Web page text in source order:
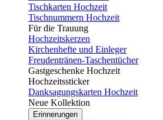
Tischkarten Hochzeit
Tischnummern Hochzeit
Für die Trauung
Hochzeitskerzen
Kirchenhefte und Einleger
Freudentränen-Taschentücher
Gastgeschenke Hochzeit
Hochzeitssticker
Danksagungskarten Hochzeit
Neue Kollektion
Erinnerungen